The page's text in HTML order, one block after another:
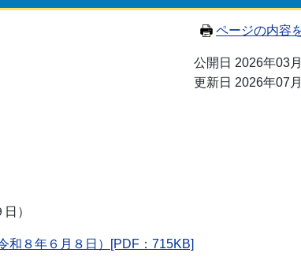
ページの内容
公開日 2026年03
更新日 2026年07
）
和８年６月８日）[PDF：715KB]